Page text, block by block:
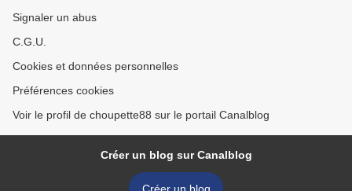
Signaler un abus
C.G.U.
Cookies et données personnelles
Préférences cookies
Voir le profil de choupette88 sur le portail Canalblog
Créer un blog sur Canalblog